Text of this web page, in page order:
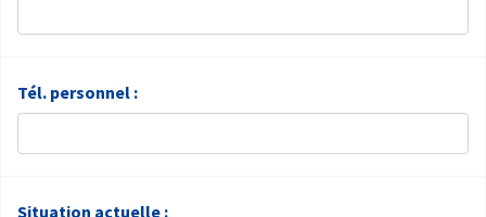
Tél. personnel :
Situation actuelle :